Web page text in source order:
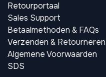
Retourportaal
Sales Support
Betaalmethoden & FAQs
Verzenden & Retourneren
Algemene Voorwaarden
SDS